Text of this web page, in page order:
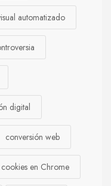
automatizado
digital
conversión web
cookies en Chrome